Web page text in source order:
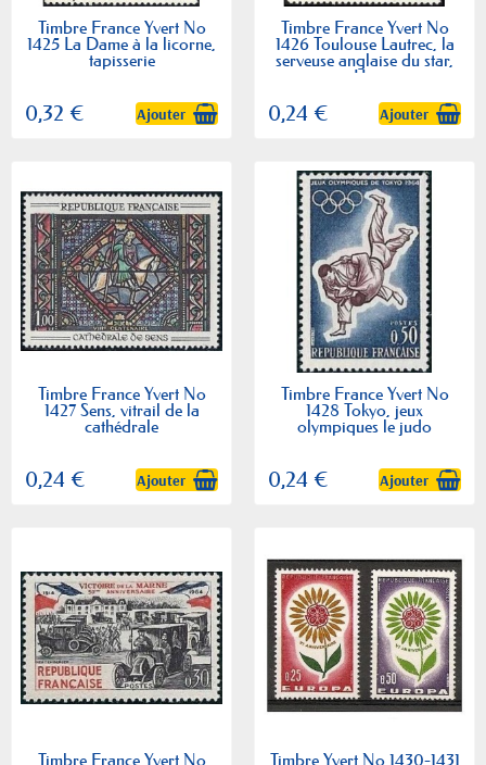
Timbre France Yvert No
1425 La Dame à la licorne,
tapisserie
0,32 € Ajouter
Timbre France Yvert No
1426 Toulouse Lautrec, la
serveuse anglaise du star,
au Havre
0,24 € Ajouter
Timbre France Yvert No
1427 Sens, vitrail de la
cathédrale
0,24 € Ajouter
Timbre France Yvert No
1428 Tokyo, jeux
olympiques le judo
0,24 € Ajouter
Timbre France Yvert No Timbre Yvert No 1430-1431